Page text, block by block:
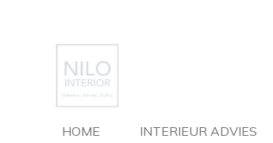
hoofdinhoud
HOME INTERIEUR ADVIES